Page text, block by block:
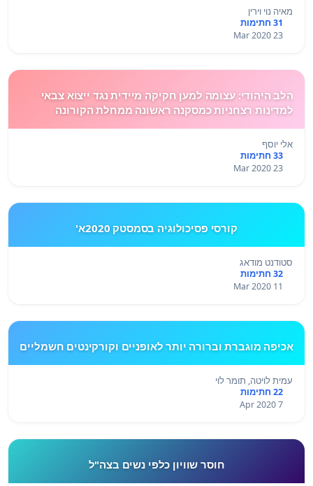
מאיה נוי וירין
31 חתימות
23 Mar 2020
הלב היהודי: עצומה למען חקיקה מיידית נגד ייצוא צבאי
למדינות רצחניות כמסקנה ראשונה ממחלת הקורונה
אלי יוסף
33 חתימות
23 Mar 2020
קורסי פסיכולוגיה בסמסטק 2020א'
סטודנט מודאג
32 חתימות
11 Mar 2020
אכיפה מוגברת וברורה יותר לאופניים וקורקינטים חשמליים
עמית לויטה, תומר לוי
22 חתימות
7 Apr 2020
חוסר שוויון כלפי נשים בצה"ל